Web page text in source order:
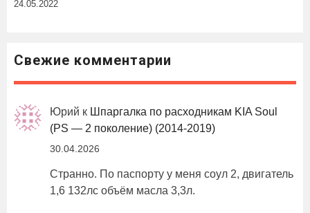
24.05.2022
Свежие комментарии
Юрий к Шпаргалка по расходникам KIA Soul
(PS — 2 поколение) (2014-2019)
30.04.2026
Странно. По паспорту у меня соул 2, двигатель
1,6 132лс объём масла 3,3л.